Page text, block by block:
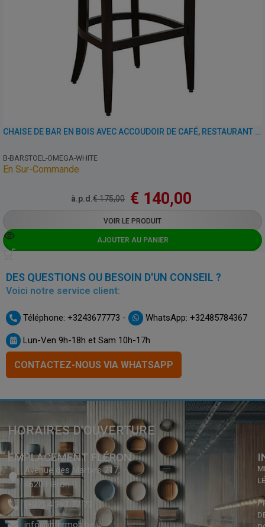
CHAISE DE BAR EN BOIS AVEC ACCOUDOIR DE CAFÉ, RESTAURANT ET HORECA – OMEGA – SIMILI CUIR
B-BARSTOEL-OMEGA-WHITE
En Sur-Commande
à.p.d.€175,00 € 140,00
VOIR LE PRODUIT
AJOUTER AU PANIER
DES QUESTIONS OU BESOIN D'UN CONSEIL ?
Voici notre service client:
Téléphone: +3243677773 - WhatsApp: +32485784367
Lun-Ven 9h-18h et Sam 10h-17h
CONTACTEZ-NOUS VIA WHATSAPP
HORAIRES D’OUVERTURE
EMPLACEMENT FLÉRON
Avenue des Martyrs 217,
4620 Fléron
(+32) 4 367 77 73
info@intermob.be